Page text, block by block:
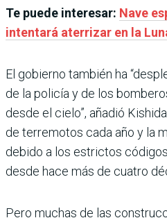
Te puede interesar: Nave
intentará aterrizar en la
El gobierno también ha
de la policía y de los
desde el cielo”, añadió
de terremotos cada año y la
debido a los estrictos
desde hace más de cuatro
Pero muchas de las